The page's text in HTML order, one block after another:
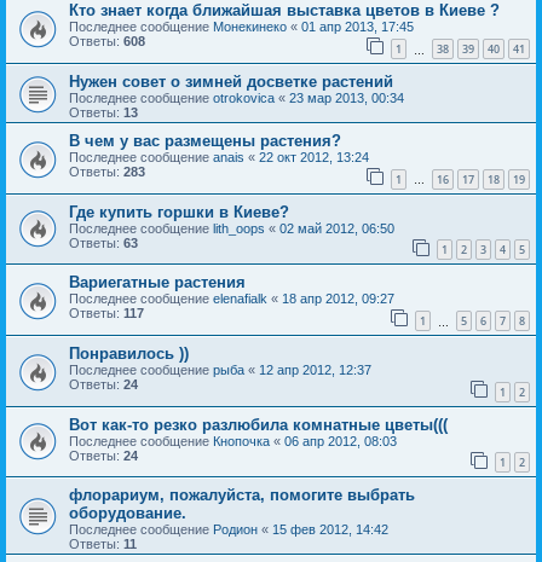
Кто знает когда ближайшая выставка цветов в Киеве ?
Последнее сообщение Монекинеко « 01 апр 2013, 17:45
Ответы: 608 1 38 39 40 41
Нужен совет о зимней досветке растений
Последнее сообщение otrokovica « 23 мар 2013, 00:34
Ответы: 13
В чем у вас размещены растения?
Последнее сообщение anais « 22 окт 2012, 13:24
Ответы: 283 1 … 16 17 18 19
Где купить горшки в Киеве?
Последнее сообщение lith_oops « 02 май 2012, 06:50
Ответы: 63 1 2 3 4 5
Вариегатные растения
Последнее сообщение elenafialk « 18 апр 2012, 09:27
Ответы: 117 1 5 6 7 8
Понравилось ))
Последнее сообщение рыба « 12 апр 2012, 12:37
Ответы: 24 1 2
Вот как-то резко разлюбила комнатные цветы(((
Последнее сообщение Кнопочка « 06 апр 2012, 08:03
Ответы: 24 1 2
флорариум, пожалуйста, помогите выбрать
оборудование.
Последнее сообщение Родион « 15 фев 2012, 14:42
Ответы: 11